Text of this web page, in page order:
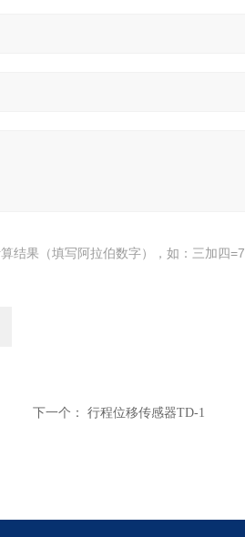
结果（填写阿拉伯数字），如：三加四=7
下一个： 行程位移传感器TD-1